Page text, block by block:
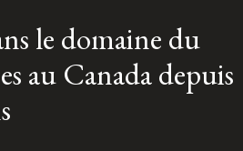
le domaine du
au Canada depuis